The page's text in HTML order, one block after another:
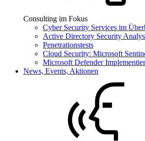
Consulting im Fokus
Cyber Security Services im
Active Directory Security
Penetrationstests
Cloud Security: Microsoft
Microsoft Defender
News, Events, Aktionen